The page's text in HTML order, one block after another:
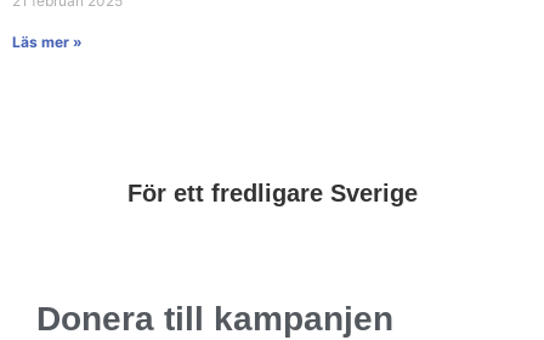
Läs mer »
För ett fredligare Sverige
Donera till kampanjen